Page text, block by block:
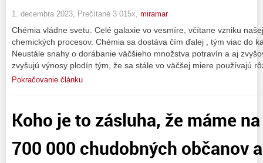
1. decembra 2023, Prečítané 3 015x, miramar
Chémia vládne svetu. Celé galaxie vo vesmíre, včítane vzniku
chemických procesov. Chémia sa dostáva čím ďalej , tým viac do
Neustále snahy o dorábanie väčšieho množstva potravín a aj
zvyšujú výnosy plodín tým, že sa stále vo väčšej miere používajú
Pokračovanie článku
Koho je to zásluha, že máme
700 000 chudobných občanov